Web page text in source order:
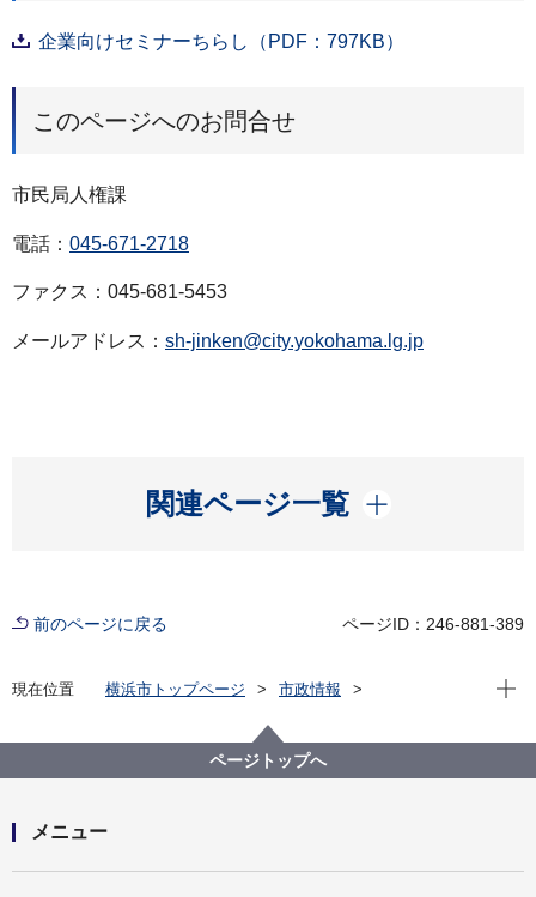
企業向けセミナーちらし（PDF：797KB）
このページへのお問合せ
市民局人権課
電話： 045-671-2718
ファクス：045-681-5453
メールアドレス： sh-jinken@city.yokohama.lg.jp
関連ページ一覧
開く
前のページに戻る ページID：246-881-389
現在位置 横浜市トップページ
市政情報
【記者発表】横浜市企業向け人権啓発セミナーのオン
ライン開催について
現在
ページトップへ
メニュー